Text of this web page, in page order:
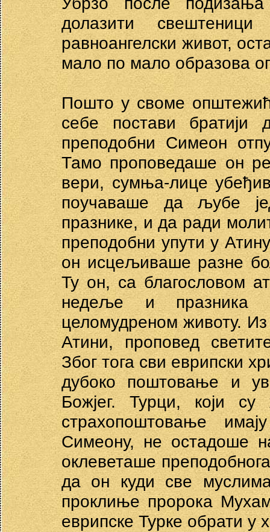
долазити
равноангелски живот,
мало по мало образова
Пошто у своме
себе постави братији
преподобни Симеон
Тамо проповедаше он
вери, сумња-лице
поучаваше да љубе
празнике, и да ради
преподобни упути у
он исцељиваше разне
Ту он, са благословом
недеље и празника
целомудреном животу.
Атини, проповед
Због тога сви еврипски
дубоко поштовање и
Божјег. Турци, који
страхопоштовање
Симеону, не остадоше
оклеветаше
да он куди све
проклиње пророка
еврипске Турке обрати у